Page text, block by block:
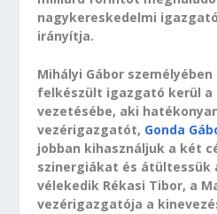
nagykereskedelmi
irányítja.
Mihályi Gábor
felkészült igazgató kerül a
vezetésébe, aki
vezérigazgatót, Gonda
jobban kihasználjuk a két
szinergiákat és átültessük
vélekedik Rékasi Tibor, a
vezérigazgatója a